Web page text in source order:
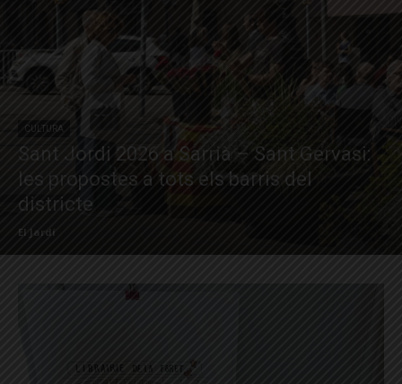
CULTURA
Sant Jordi 2026 a Sarrià – Sant Gervasi:
les propostes a tots els barris del
districte
El Jardí